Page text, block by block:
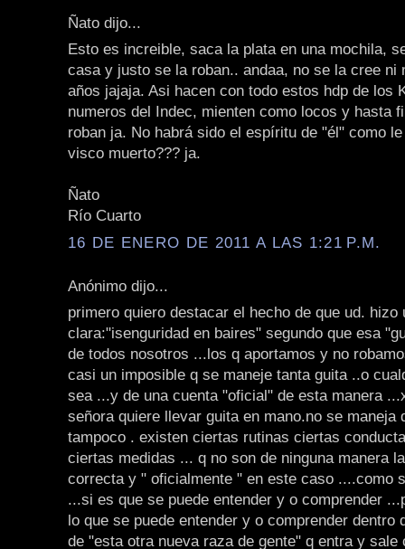
Ñato dijo...
Esto es increible, saca la plata en una mochila,
casa y justo se la roban.. andaa, no se la cree ni
años jajaja. Asi hacen con todo estos hdp de los
numeros del Indec, mienten como locos y hasta
roban ja. No habrá sido el espíritu de "él" como
visco muerto??? ja.
Ñato
Río Cuarto
16 DE ENERO DE 2011 A LAS 1:21 P.M.
Anónimo dijo...
primero quiero destacar el hecho de que ud. hizo
clara:"isenguridad en baires" segundo que esa
de todos nosotros ...los q aportamos y no
casi un imposible q se maneje tanta guita ..o
sea ...y de una cuenta "oficial" de esta manera
señora quiere llevar guita en mano.no se maneja
tampoco . existen ciertas rutinas ciertas
ciertas medidas ... q no son de ninguna manera
correcta y " oficialmente " en este caso ....como
...si es que se puede entender y o comprender
lo que se puede entender y o comprender dentro
de "esta otra nueva raza de gente" q entra y sale